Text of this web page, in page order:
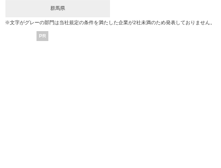
群馬県
※文字がグレーの部門は当社規定の条件を満たした企業が2社未満のため発表しておりません。
PR